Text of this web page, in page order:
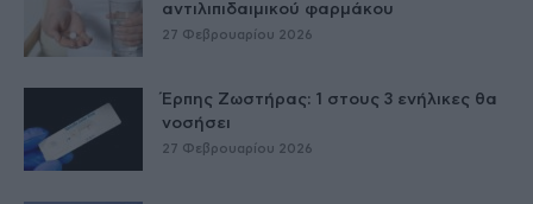
αντιλιπιδαιμικού φαρμάκου
27 Φεβρουαρίου 2026
Έρπης Ζωστήρας: 1 στους 3 ενήλικες θα
νοσήσει
27 Φεβρουαρίου 2026